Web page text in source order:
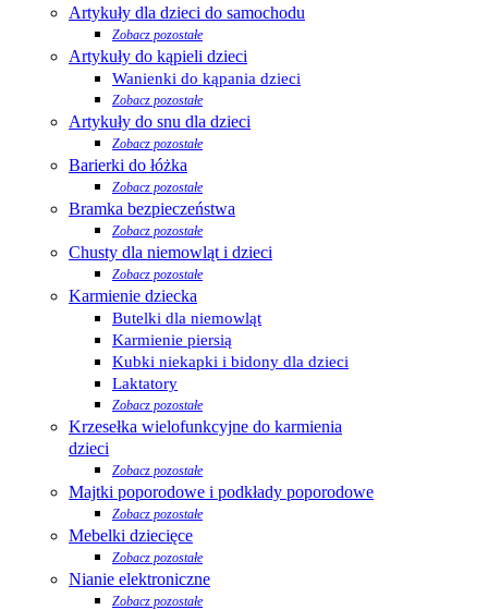
Artykuły dla dzieci do samochodu
Zobacz pozostałe
Artykuły do kąpieli dzieci
Wanienki do kąpania dzieci
Zobacz pozostałe
Artykuły do snu dla dzieci
Zobacz pozostałe
Barierki do łóżka
Zobacz pozostałe
Bramka bezpieczeństwa
Zobacz pozostałe
Chusty dla niemowląt i dzieci
Zobacz pozostałe
Karmienie dziecka
Butelki dla niemowląt
Karmienie piersią
Kubki niekapki i bidony dla dzieci
Laktatory
Zobacz pozostałe
Krzesełka wielofunkcyjne do karmienia
dzieci
Zobacz pozostałe
Majtki poporodowe i podkłady poporodowe
Zobacz pozostałe
Mebelki dziecięce
Zobacz pozostałe
Nianie elektroniczne
Zobacz pozostałe